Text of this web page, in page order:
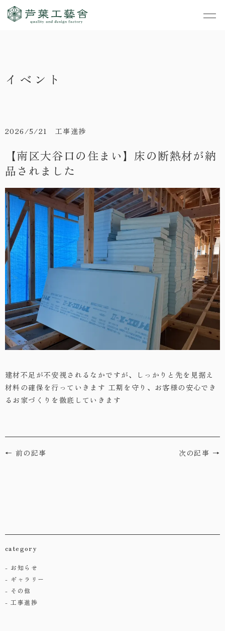
イベント
2026/5/21 工事進捗
【南区大谷口の住まい】床の断熱材が納
品されました
建材不足が不安視されるなかですが、しっかりと先を見据え
材料の確保を行っていきます 工期を守り、お客様の安心でき
るお家づくりを徹底していきます
← 前の記事 次の記事 →
category
お知らせ
ギャラリー
その他
工事進捗
- すべて
事業案内
- リノベーション
- コンセプトハウス事
業
- 家・不動産の利活用
- すべて
- コンセプトハウス6
- コンセプトハウス5
- ギャラリー&工房
・お客さまの声
・リクルート
・会社概要
・お問い合わせ